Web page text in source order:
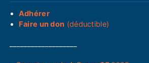
Adhérer
Faire un don (déductible)